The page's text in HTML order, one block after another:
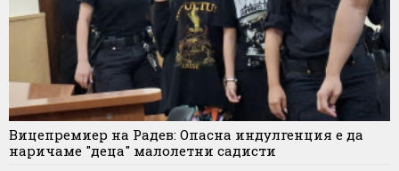
Вицепремиер на Радев: Опасна индулгенция е да
наричаме "деца" малолетни садисти